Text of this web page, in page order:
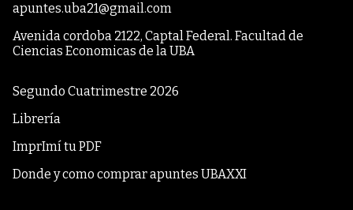
apuntes.uba21@gmail.com
Avenida cordoba 2122, Captal Federal. Facultad de
Ciencias Economicas de la UBA
Segundo Cuatrimestre 2026
Librería
ImprImí tu PDF
Donde y como comprar apuntes UBAXXI